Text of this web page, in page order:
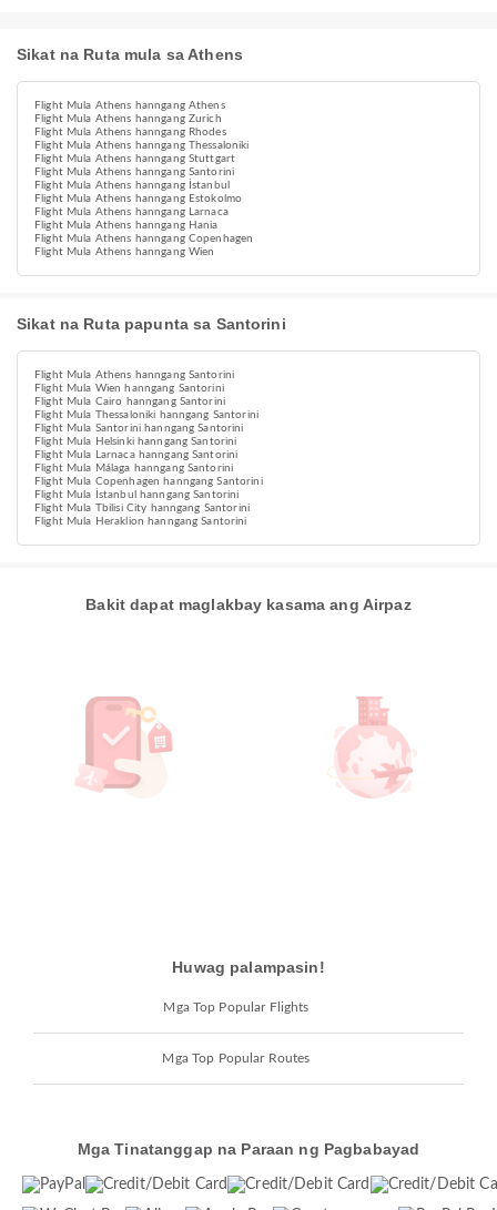
Sikat na Ruta mula sa Athens
Flight Mula Athens hanngang Athens
Flight Mula Athens hanngang Zurich
Flight Mula Athens hanngang Rhodes
Flight Mula Athens hanngang Thessaloniki
Flight Mula Athens hanngang Stuttgart
Flight Mula Athens hanngang Santorini
Flight Mula Athens hanngang İstanbul
Flight Mula Athens hanngang Estokolmo
Flight Mula Athens hanngang Larnaca
Flight Mula Athens hanngang Hania
Flight Mula Athens hanngang Copenhagen
Flight Mula Athens hanngang Wien
Sikat na Ruta papunta sa Santorini
Flight Mula Athens hanngang Santorini
Flight Mula Wien hanngang Santorini
Flight Mula Cairo hanngang Santorini
Flight Mula Thessaloniki hanngang Santorini
Flight Mula Santorini hanngang Santorini
Flight Mula Helsinki hanngang Santorini
Flight Mula Larnaca hanngang Santorini
Flight Mula Málaga hanngang Santorini
Flight Mula Copenhagen hanngang Santorini
Flight Mula İstanbul hanngang Santorini
Flight Mula Tbilisi City hanngang Santorini
Flight Mula Heraklion hanngang Santorini
Bakit dapat maglakbay kasama ang Airpaz
Huwag palampasin!
Mga Top Popular Flights
Mga Top Popular Routes
Mga Tinatanggap na Paraan ng Pagbabayad